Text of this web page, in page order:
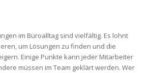
im Büroalltag sind vielfältig. Es lohnt
um Lösungen zu finden und die
Einige Punkte kann jeder Mitarbeiter
müssen im Team geklärt werden. Wer